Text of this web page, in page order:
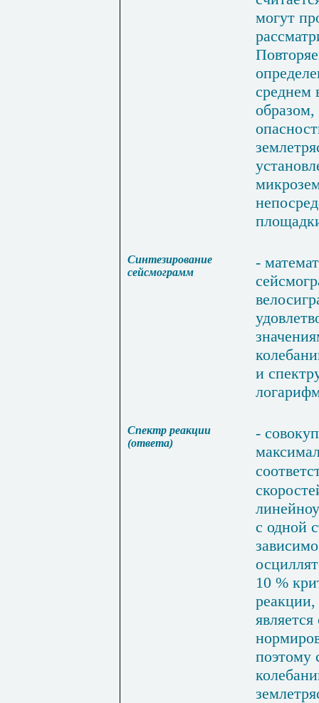
могут
среднем
образом,
Синтезирование
сейсмограмм
-
и
Спектр реакции
(ответа)
-
с одной
10 %
реакции,
является
поэтому